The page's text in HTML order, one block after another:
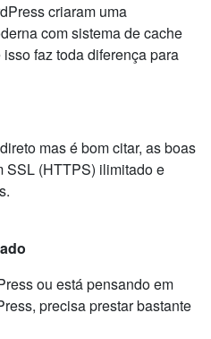
criaram uma
com sistema de cache
faz toda diferença para
mas é bom citar, as boas
SSL (HTTPS) ilimitado e
ou está pensando em
precisa prestar bastante